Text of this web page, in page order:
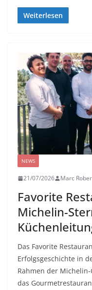
Weiterlesen
NEWS
21/07/2026 Marc
Favorite
Michelin-
Das Favorite
Erfolgsgeschichte in
Rahmen der
das